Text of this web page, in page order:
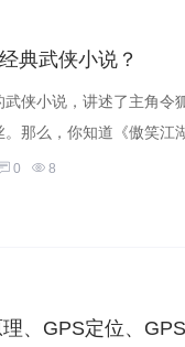
典武侠小说？
侠小说，讲述了主角
那么，你知道《傲笑江
0 8
、GPS定位、